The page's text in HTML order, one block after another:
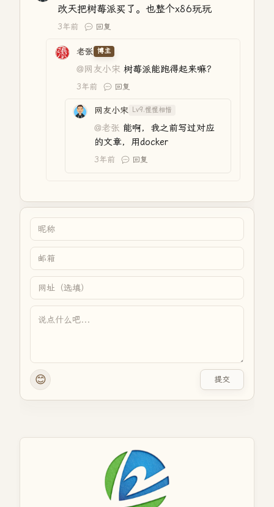
改天把树莓派买了。也整个x86玩玩
3年前 回复
老张 博主
@网友小宋 树莓派能跑得起来嘛？
3年前 回复
网友小宋 Lv9.惺惺相惜
@老张 能啊，我之前写过对应
的文章，用docker
3年前 回复
😊 提交